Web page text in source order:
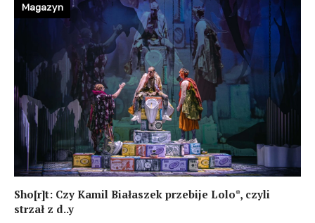
Sho[r]t: Czy Kamil Białaszek przebije Lolo*, czyli
strzał z d..y
Magazyn